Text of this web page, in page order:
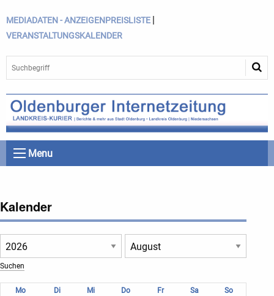
MEDIADATEN - ANZEIGENPREISLISTE |
VERANSTALTUNGSKALENDER
Menu
Kalender
Mo Di Mi Do Fr Sa
So